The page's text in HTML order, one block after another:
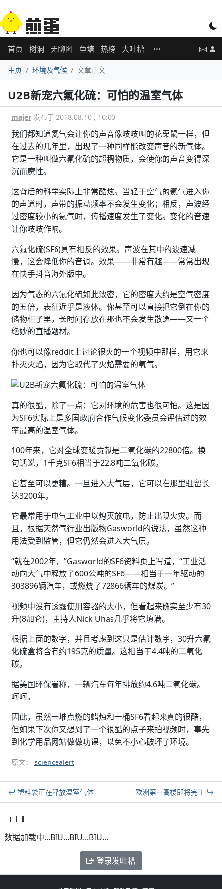
首页 树洞 无聊图 鱼塘 热榜 大吐槽
主页 环境及气候 文章正文
U2B新宠六氟化硫：可怕的温室气体
majer 发布于 2018.08.10 , 10:00
我们都知道氦气会让你的声音像吱吱叫的花栗鼠一样，但
在过去的几年里，出现了一种同样能改变声音的新气体。
它是一种叫做六氟化硫的超稠物质，会使你的声音变得深
沉而魔性。
这背后的科学实际上非常酷炫。当轻于空气的氦气进入你
的声道时，声带的振动频率不会发生变化；相反，声波经
过密度较小的氦气时，传播速度发生了变化。变化的音速
让你吱吱作响。
六氟化硫(SF6)具有相反的效果。声波在其中的波速减
慢，这会降低你的音调。效果——非常有趣——常常出现
在快手抖音海外版中。
因为气态的六氟化硫如此致密，它的密度大约是空气密度
的五倍，表征近乎是液体。你甚至可以直接把它倒在你的
储物柜子里，长时间存放在那也不会发生散逸——又一个
绝妙的直播题材。
你也可以像reddit上讨论很火的一个视频中那样，用它来
扑灭火焰，因为它取代了火焰需要的氧气。
真的很酷，除了一点：它对环境的危害也很可怕。这是因
为SF6实际上是多国政府合作气候变化委员会评估过的效
率最高的温室气体。
100年来，它对全球变暖贡献是二氧化碳的22800倍。换
句话说，1千克SF6相当于22.8吨二氧化碳。
它甚至可以更糟。一旦进入大气层，它可以在那里驻留长
达3200年。
它最常用于电气工业中以熄灭放电，防止出现火灾。而
且，根据天然气行业出版物Gasworld的说法，虽然这种
用法受到监管，但它仍然会进入大气层。
“就在2002年，”Gasworld的SF6资料页上写道，“工业活
动向大气中释放了600公吨的SF6——相当于一年驱动的
303896辆汽车，或燃烧了72866辆车的煤炭。”
视频中没有透露使用容器的大小，但看起来确实至少有30
升(8加仑)，主持人Nick Uhas几乎将它填满。
根据上面的数字，并且考虑到这只是估计数字，30升六氟
化硫盒将含有约195克的质量。这相当于4.4吨的二氧化
碳。
据美国环保署称，一辆汽车每年排放约4.6吨二氧化碳。
呵呵。
因此，虽然一堆点燃的蜡烛和一桶SF6看起来真的很酷，
但如果下次你又想到了一个很酷的点子来拍视频时，事先
到化学用品网站做做功课，以免不小心破坏了环境。
原文： sciencealert
塑料袋正在释放温室气体 欧洲第一高楼即将完工
数据加载中...BIU...BIU...BIU...
登录发吐槽